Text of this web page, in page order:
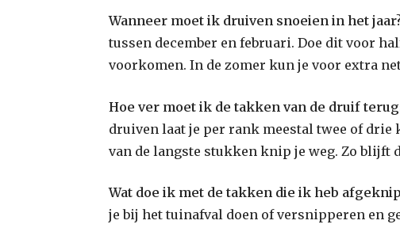
Wanneer moet ik druiven snoeien in het
tussen december en februari. Doe dit voor
voorkomen. In de zomer kun je voor extra
Hoe ver moet ik de takken van de druif
druiven laat je per rank meestal twee of
van de langste stukken knip je weg. Zo blijft
Wat doe ik met de takken die ik heb
je bij het tuinafval doen of versnipperen en